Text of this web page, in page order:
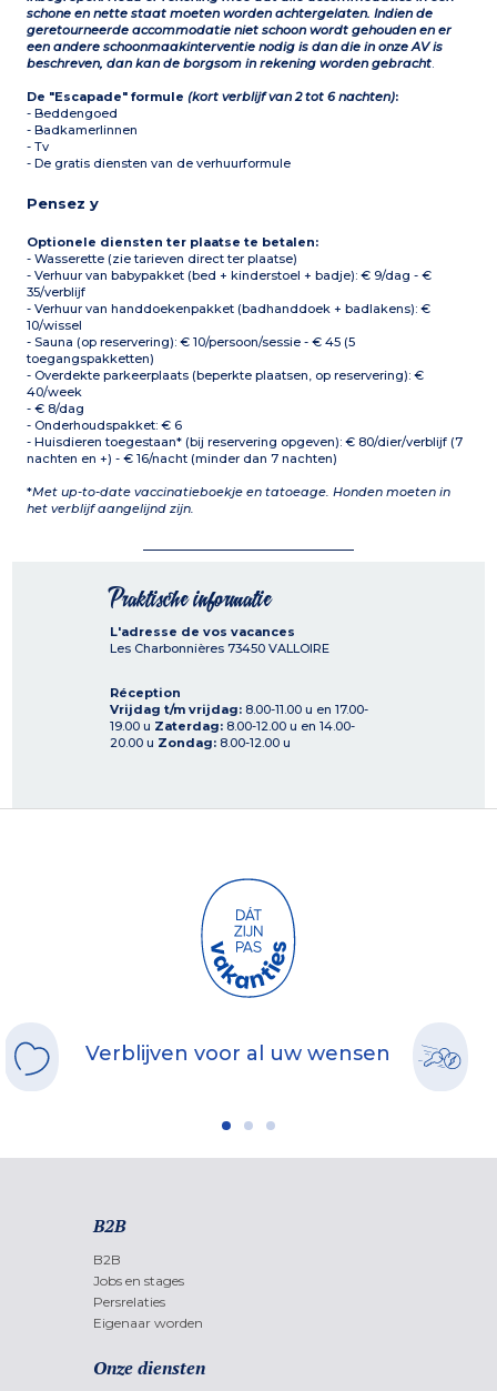
schone en nette staat moeten worden achtergelaten. Indien de
geretourneerde accommodatie niet schoon wordt gehouden en er
een andere schoonmaakinterventie nodig is dan die in onze AV is
beschreven, dan kan de borgsom in rekening worden gebracht.
De "Escapade" formule(kort verblijf van 2 tot 6 nachten):
- Beddengoed
- Badkamerlinnen
- Tv
- De gratis diensten van de verhuurformule
Pensez y
Optionele diensten ter plaatse te betalen:
- Wasserette (zie tarieven direct ter plaatse)
- Verhuur van babypakket (bed + kinderstoel + badje): € 9/dag - €
35/verblijf
- Verhuur van handdoekenpakket (badhanddoek + badlakens): €
10/wissel
- Sauna (op reservering): € 10/persoon/sessie - € 45 (5
toegangspakketten)
- Overdekte parkeerplaats (beperkte plaatsen, op reservering): €
40/week
- € 8/dag
- Onderhoudspakket: € 6
- Huisdieren toegestaan* (bij reservering opgeven): € 80/dier/verblijf (7
nachten en +) - € 16/nacht (minder dan 7 nachten)
*Met up-to-date vaccinatieboekje en tatoeage. Honden moeten in
het verblijf aangelijnd zijn.
Praktische informatie
L'adresse de vos vacances
Les Charbonnières 73450 VALLOIRE
Réception
Vrijdag t/m vrijdag: 8.00-11.00 u en 17.00-
19.00 u Zaterdag: 8.00-12.00 u en 14.00-
20.00 u Zondag: 8.00-12.00 u
Verblijven voor al uw wensen
B2B
B2B
Jobs en stages
Persrelaties
Eigenaar worden
Onze diensten